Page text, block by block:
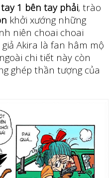
1 bên tay phải, trào
khởi xướng những
niên choai choai
Akira là fan hâm mộ
chi tiết này còn
ghép thần tượng của